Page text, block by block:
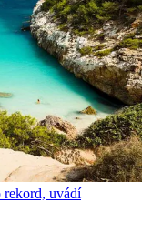
rekord, uvádí